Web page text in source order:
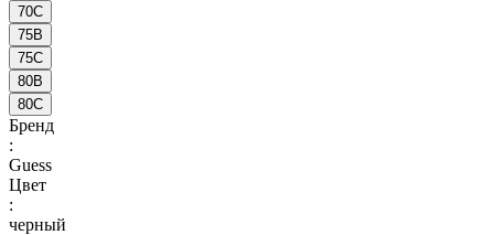
70C
75B
75C
80B
80C
Бренд
:
Guess
Цвет
:
черный